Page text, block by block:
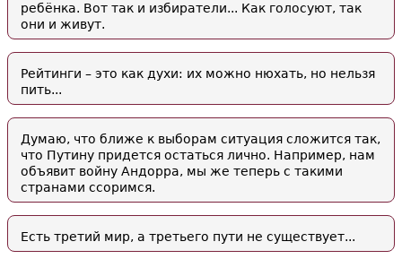
ребёнка. Вот так и избиратели... Как голосуют, так
они и живут.
Рейтинги – это как духи: их можно нюхать, но нельзя
пить...
Думаю, что ближе к выборам ситуация сложится так,
что Путину придется остаться лично. Например, нам
объявит войну Андорра, мы же теперь с такими
странами ссоримся.
Есть третий мир, а третьего пути не существует...